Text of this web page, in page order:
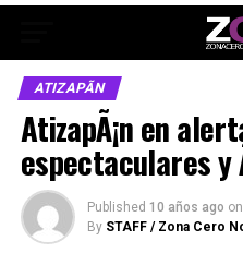
ATIZAPÃN
AtizapÃ¡n en
espectaculares y
Published 10 años ago on
By STAFF / Zona Cero